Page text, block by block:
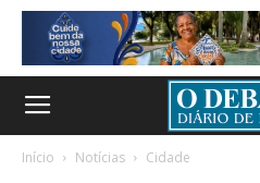
Início Notícias Cidade